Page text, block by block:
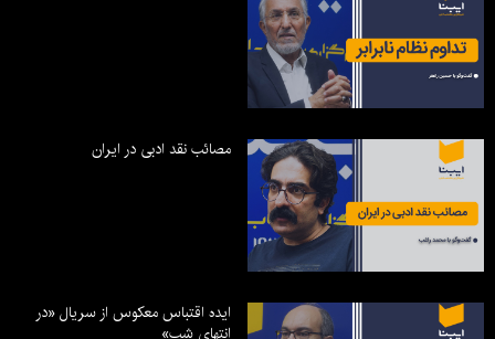
مصائب نقد ادبی در ایران
ایده اقتباس معکوس از سریال «در
انتهای شب»